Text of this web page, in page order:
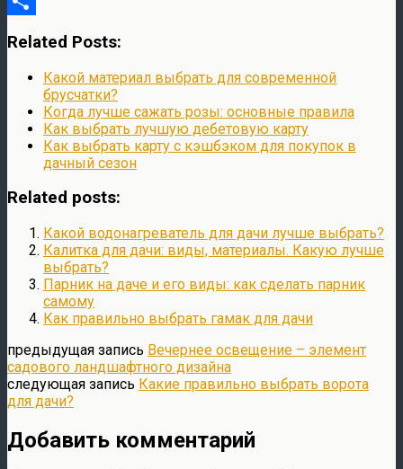
Related Posts:
Какой материал выбрать для современной
брусчатки?
Когда лучше сажать розы: основные правила
Как выбрать лучшую дебетовую карту
Как выбрать карту с кэшбэком для покупок в
дачный сезон
Related posts:
Какой водонагреватель для дачи лучше выбрать?
Калитка для дачи: виды, материалы. Какую лучше
выбрать?
Парник на даче и его виды: как сделать парник
самому
Как правильно выбрать гамак для дачи
предыдущая запись Вечернее освещение – элемент
садового ландшафтного дизайна
следующая запись Какие правильно выбрать ворота
для дачи?
Добавить комментарий